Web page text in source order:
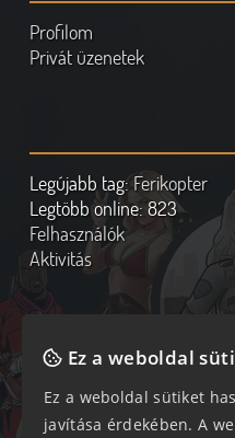
Profilom
Privát üzenetek
Legújabb tag:Ferikopter
Legtöbb online:823
Felhasználók
Aktivitás
Online felhasználók
Ez a weboldal
Ez a weboldal sütiket
javítása érdekében. A